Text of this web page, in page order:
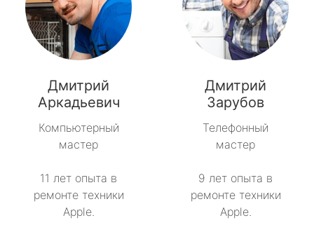
Дмитрий
Аркадьевич
Компьютерный
мастер
11 лет опыта в
ремонте техники
Apple.
Дмитрий
Зарубов
Телефонный
мастер
9 лет опыта в
ремонте техники
Apple.